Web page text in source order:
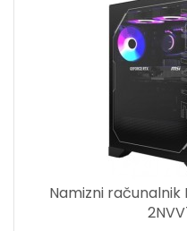
Namizni računalnik